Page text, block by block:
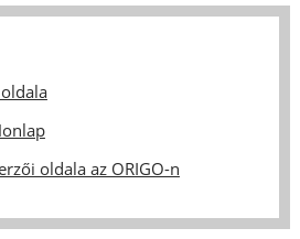
oldala az ORIGO-n